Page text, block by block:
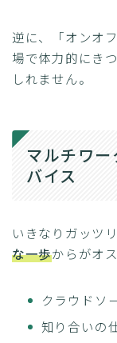
逆に、「オンオ
場で体力的にき
しれません。
マルチワ
バイス
いきなりガッツ
な一歩からがオ
クラウドソ
知り合いの